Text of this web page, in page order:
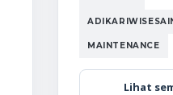
MAINTENANCE
Lihat